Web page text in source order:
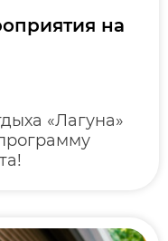
на
«Лагуна»